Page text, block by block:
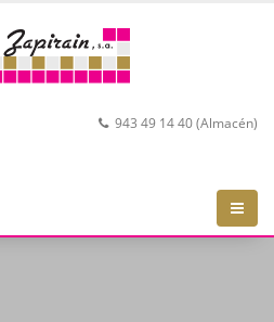
943 49 14 40 (Almacén)